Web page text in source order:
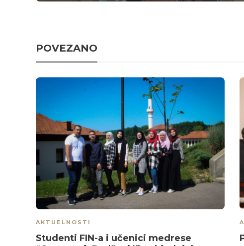
POVEZANO
AKTUELNOSTI
Studenti FIN-a i učenici medrese